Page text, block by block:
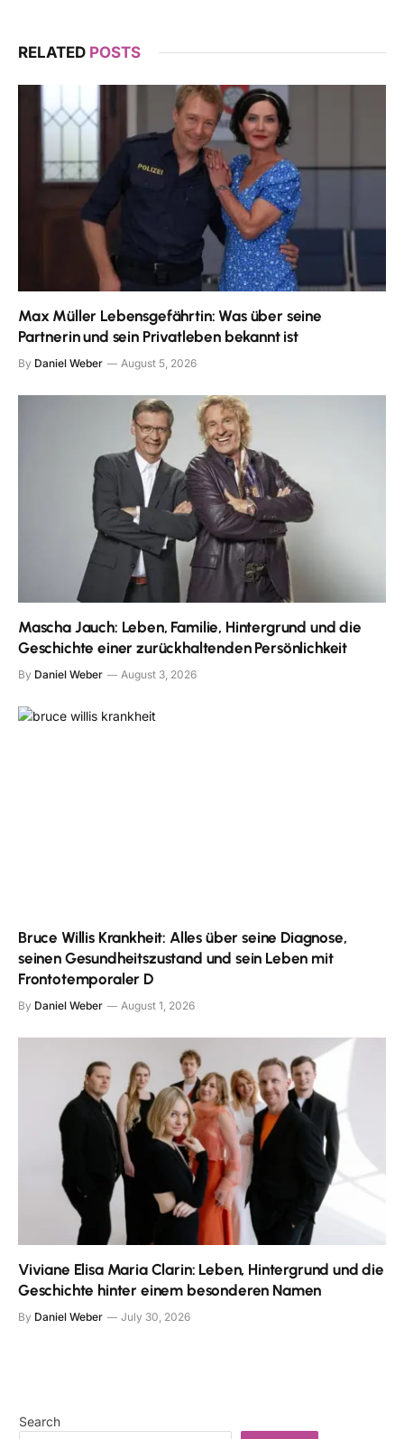
RELATED POSTS
Max Müller Lebensgefährtin: Was über seine
Partnerin und sein Privatleben bekannt ist
By Daniel Weber August 5, 2026
Mascha Jauch: Leben, Familie, Hintergrund und die
Geschichte einer zurückhaltenden Persönlichkeit
By Daniel Weber August 3, 2026
Bruce Willis Krankheit: Alles über seine Diagnose,
seinen Gesundheitszustand und sein Leben mit
Frontotemporaler D
By Daniel Weber August 1, 2026
Viviane Elisa Maria Clarin: Leben, Hintergrund und die
Geschichte hinter einem besonderen Namen
By Daniel Weber July 30, 2026
Search